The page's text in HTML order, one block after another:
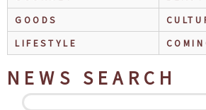
GOODS
LIFESTYLE
NEWS SEARCH